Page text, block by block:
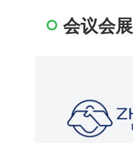
会议会展